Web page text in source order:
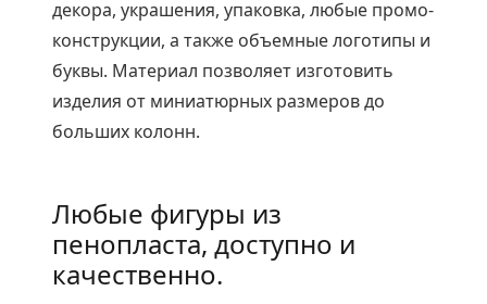
декора, украшения, упаковка, любые промо-
конструкции, а также объемные логотипы и
буквы. Материал позволяет изготовить
изделия от миниатюрных размеров до
больших колонн.
Любые фигуры из
пенопласта, доступно и
качественно.